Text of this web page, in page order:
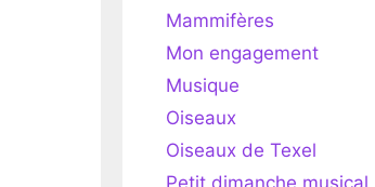
Mammifères
Mon engagement
Musique
Oiseaux
Oiseaux de Texel
Petit dimanche musical